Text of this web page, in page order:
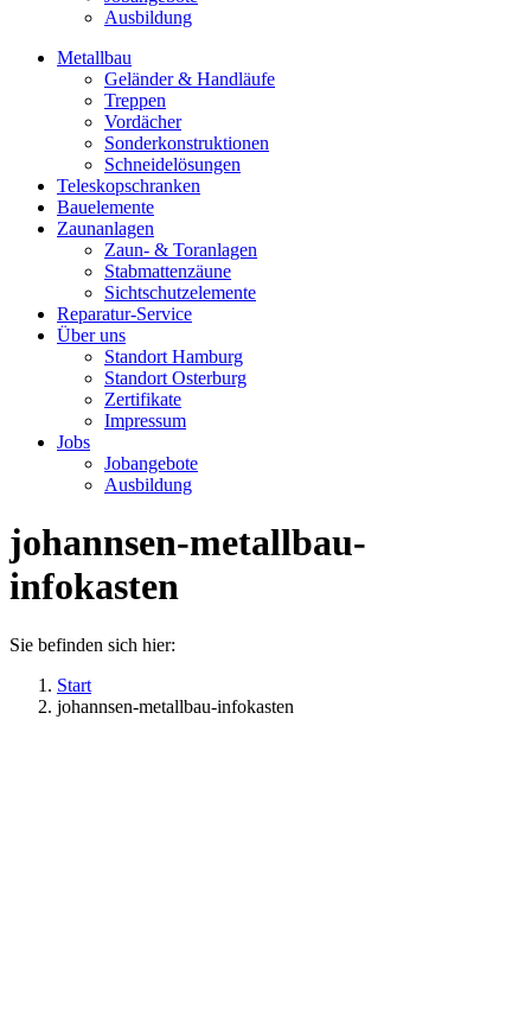
Ausbildung
Metallbau
Geländer & Handläufe
Treppen
Vordächer
Sonderkonstruktionen
Schneidelösungen
Teleskopschranken
Bauelemente
Zaunanlagen
Zaun- & Toranlagen
Stabmattenzäune
Sichtschutzelemente
Reparatur-Service
Über uns
Standort Hamburg
Standort Osterburg
Zertifikate
Impressum
Jobs
Jobangebote
Ausbildung
johannsen-metallbau-
infokasten
Sie befinden sich hier:
Start
johannsen-metallbau-infokasten